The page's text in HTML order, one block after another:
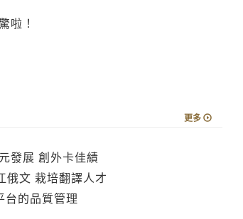
啦！
更多
發展 創外卡佳績
文 栽培翻譯人才
的品質管理